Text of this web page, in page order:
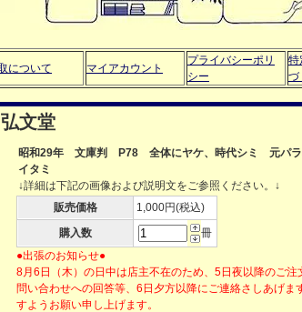
について マイアカウント
プライバシーポリ
シー
特
づ
文堂
昭和29年 文庫判 P78 全体にヤケ、時代シミ 元パラ
イタミ
↓詳細は下記の画像および説明文をご参照ください。↓
販売価格
1,000円(税込)
購入数
冊
●出張のお知らせ●
8月6日（木）の日中は店主不在のため、5日夜以降のご
問い合わせへの回答等、6日夕方以降にご連絡さしあげ
すようお願い申し上げます。